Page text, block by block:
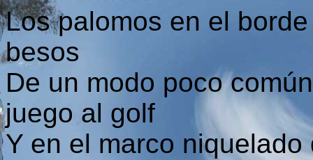
Los palomos en el
besos
De un modo poco
juego al golf
Y en el marco